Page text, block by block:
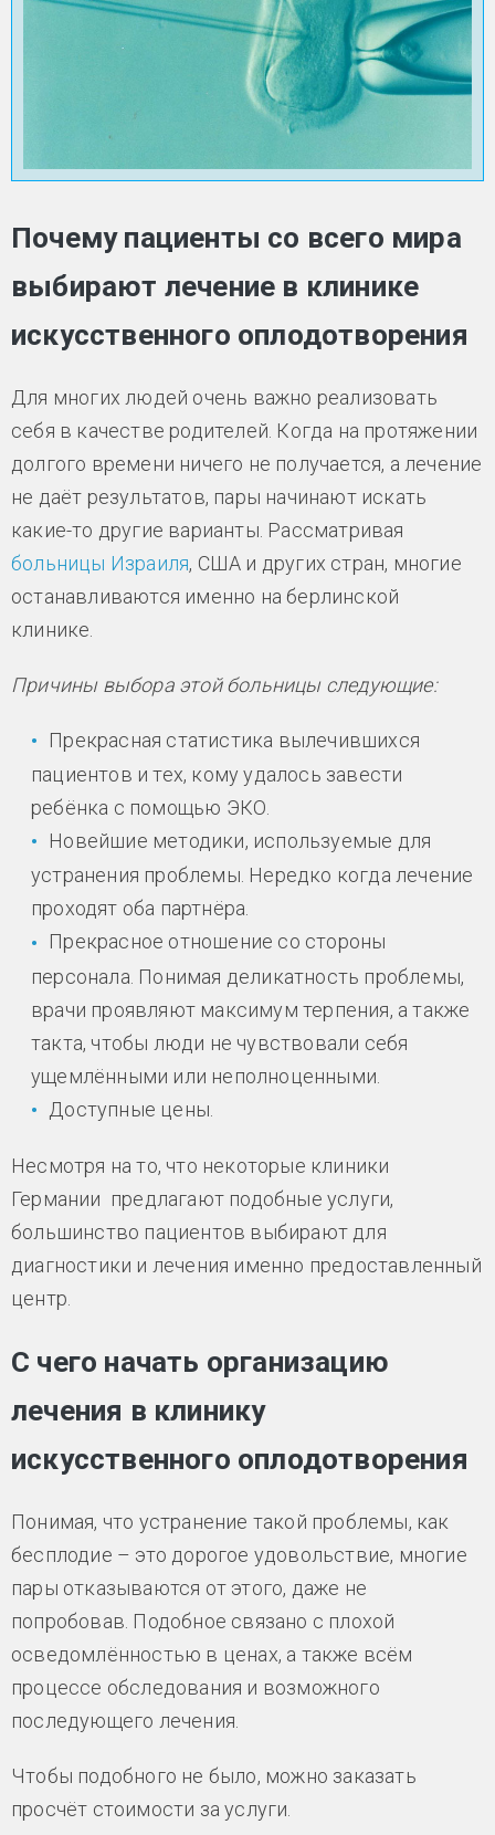
Почему пациенты со всего мира
выбирают лечение в клинике
искусственного оплодотворения
Для многих людей очень важно реализовать
себя в качестве родителей. Когда на протяжении
долгого времени ничего не получается, а лечение
не даёт результатов, пары начинают искать
какие-то другие варианты. Рассматривая
больницы Израиля, США и других стран, многие
останавливаются именно на берлинской
клинике.
Причины выбора этой больницы следующие:
Прекрасная статистика вылечившихся
пациентов и тех, кому удалось завести
ребёнка с помощью ЭКО.
Новейшие методики, используемые для
устранения проблемы. Нередко когда лечение
проходят оба партнёра.
Прекрасное отношение со стороны
персонала. Понимая деликатность проблемы,
врачи проявляют максимум терпения, а также
такта, чтобы люди не чувствовали себя
ущемлёнными или неполноценными.
Доступные цены.
Несмотря на то, что некоторые клиники
Германии предлагают подобные услуги,
большинство пациентов выбирают для
диагностики и лечения именно предоставленный
центр.
С чего начать организацию
лечения в клинику
искусственного оплодотворения
Понимая, что устранение такой проблемы, как
бесплодие – это дорогое удовольствие, многие
пары отказываются от этого, даже не
попробовав. Подобное связано с плохой
осведомлённостью в ценах, а также всём
процессе обследования и возможного
последующего лечения.
Чтобы подобного не было, можно заказать
просчёт стоимости за услуги.